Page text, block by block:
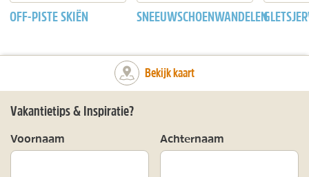
OFF-PISTE SKIËN SNEEUWSCHOENWANDELEN
Bekijk kaart
Vakantietips & Inspiratie?
Voornaam Achternaam